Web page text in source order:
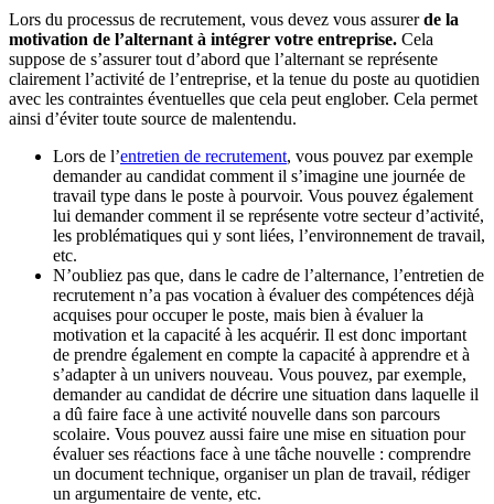
Lors du processus de recrutement, vous devez vous assurerde la
motivation de l’alternant à intégrer votre entreprise. Cela
suppose de s’assurer tout d’abord que l’alternant se représente
clairement l’activité de l’entreprise, et la tenue du poste au quotidien
avec les contraintes éventuelles que cela peut englober. Cela permet
ainsi d’éviter toute source de malentendu.
Lors de l’entretien de recrutement, vous pouvez par exemple
demander au candidat comment il s’imagine une journée de
travail type dans le poste à pourvoir. Vous pouvez également
lui demander comment il se représente votre secteur d’activité,
les problématiques qui y sont liées, l’environnement de travail,
etc.
N’oubliez pas que, dans le cadre de l’alternance, l’entretien de
recrutement n’a pas vocation à évaluer des compétences déjà
acquises pour occuper le poste, mais bien à évaluer la
motivation et la capacité à les acquérir. Il est donc important
de prendre également en compte la capacité à apprendre et à
s’adapter à un univers nouveau. Vous pouvez, par exemple,
demander au candidat de décrire une situation dans laquelle il
a dû faire face à une activité nouvelle dans son parcours
scolaire. Vous pouvez aussi faire une mise en situation pour
évaluer ses réactions face à une tâche nouvelle : comprendre
un document technique, organiser un plan de travail, rédiger
un argumentaire de vente, etc.